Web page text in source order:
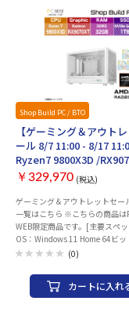
Shop Build PC / BTO
【ゲーミング＆アウト
ール 8/7 11:00 - 8/17
Ryzen7 9800X3D /
/RAM:32GB /SSD:1TB
[ShopBuildPC BTO
R78X3W]
￥329,970 (税込)
ゲーミング＆アウトレットセー
一覧はこちら ※こちらの商品はPCDEPOT
WEB限定商品です。[主要スペッ
OS：Windows 11 Home 64ビ
版[🔧] ・CPU：AMD Ryzen 7
ックス：AMD Radeon RX 9070
16GB ・メモリ：32GB (DDR5
デュアルチャネル)[🔧] ・スト
(0)
カートに入れ